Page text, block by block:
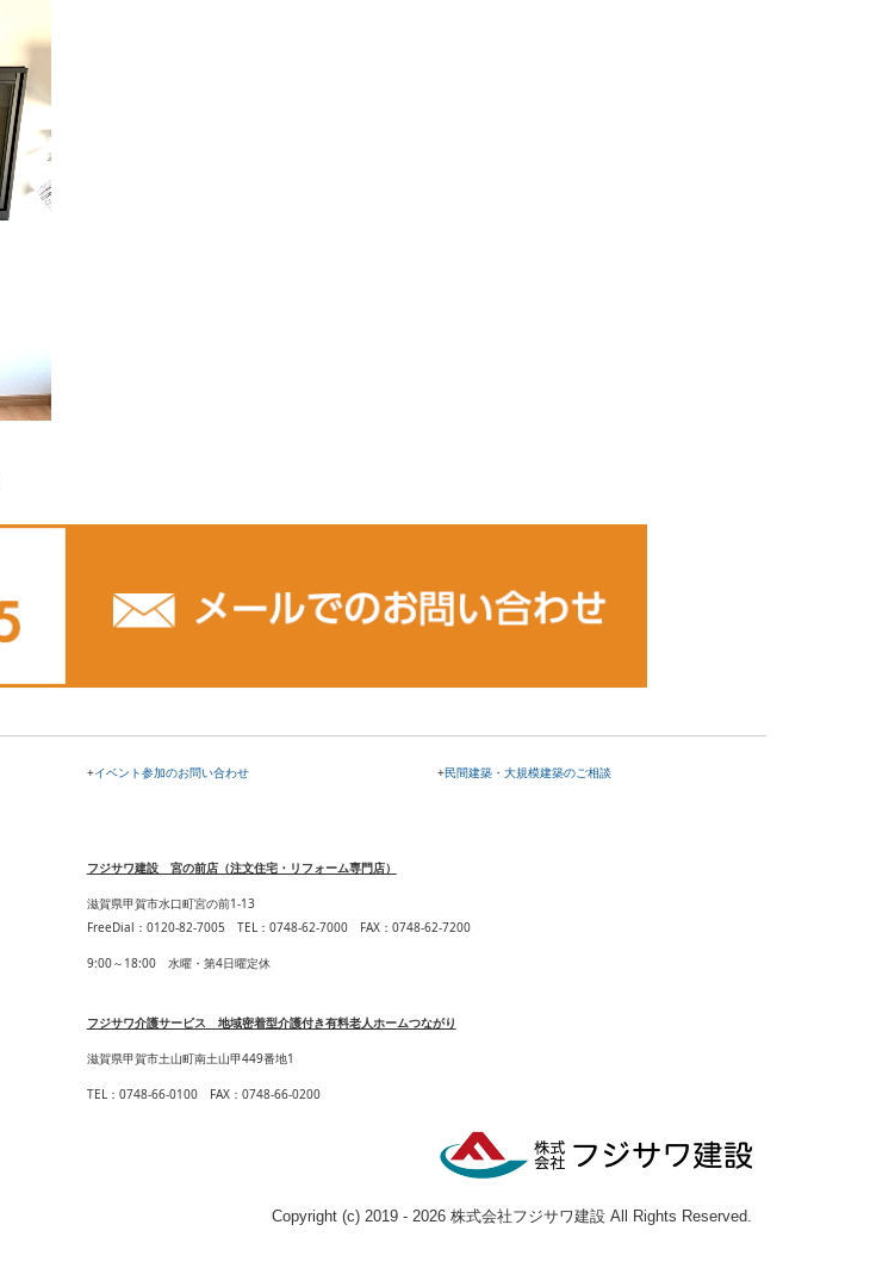
+イベント参加のお問い合わせ +民間建築・大規模建築のご相談
フジサワ建設 宮の前店（注文住宅・リフォーム専門店）
滋賀県甲賀市水口町宮の前1-13
FreeDial： 0120-82-7005 TEL ： 0748-62-7000 FAX： 0748-62-7200
9:00～18:00 水曜・第4日曜定休
フジサワ介護サービス 地域密着型介護付き有料老人ホームつながり
滋賀県甲賀市土山町南土山甲449番地1
TEL： 0748-66-0100 FAX： 0748-66-0200
Copyright (c) 2019 - 2026 株式会社フジサワ建設 All Rights Reserved.